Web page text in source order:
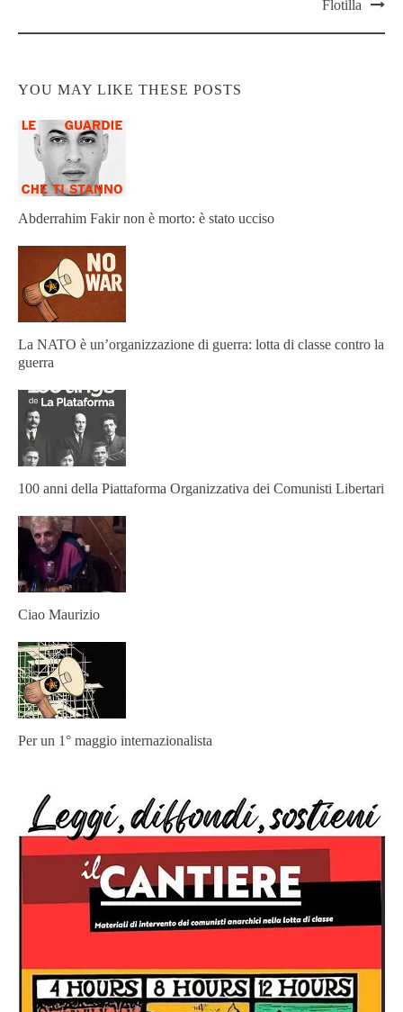
Flotilla
YOU MAY LIKE THESE POSTS
Abderrahim Fakir non è morto: è stato ucciso
La NATO è un’organizzazione di guerra: lotta di classe contro la
guerra
100 anni della Piattaforma Organizzativa dei Comunisti Libertari
Ciao Maurizio
Per un 1° maggio internazionalista